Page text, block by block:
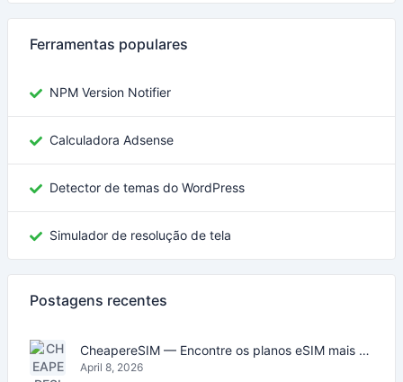
Ferramentas populares
NPM Version Notifier
Calculadora Adsense
Detector de temas do WordPress
Simulador de resolução de tela
Postagens recentes
CheapereSIM — Encontre os planos eSIM mais baratos para viajar em 2026
April 8, 2026